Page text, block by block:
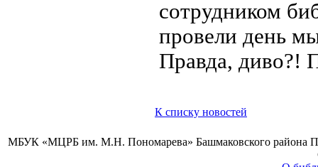
сотрудником
провели день
Правда, диво?!
К списку новостей
МБУК «МЦРБ им. М.Н. Пономарева» Башмаковского района